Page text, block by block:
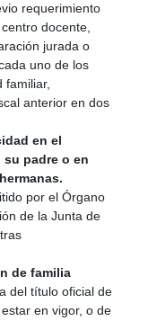
requerimiento
docente,
jurada o
uno de los
familiar,
anterior en dos
en el
padre o en
por el Órgano
de la Junta de
de familia
del título oficial de
en vigor, o de